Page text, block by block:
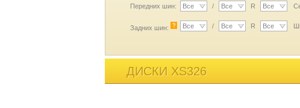
Передних шин: Все / Все R Все
Задних шин: ? Все / Все R Все
ДИСКИ XS326